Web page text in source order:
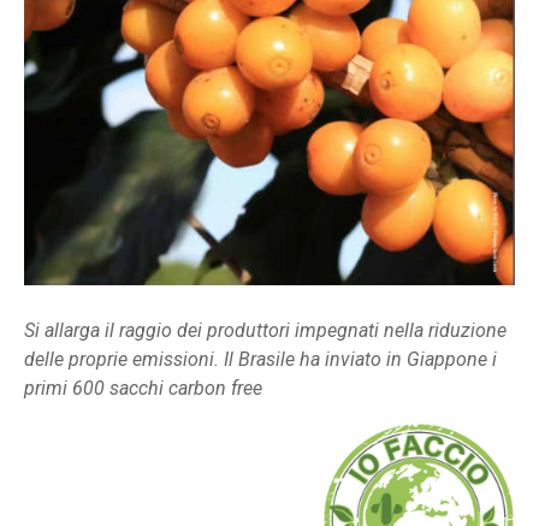
Si allarga il raggio dei produttori impegnati nella riduzione
delle proprie emissioni. Il Brasile ha inviato in Giappone i
primi 600 sacchi carbon free